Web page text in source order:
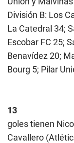
División B: Los
La Catedral 34;
Escobar FC 25;
Benavídez 20;
Bourg 5; Pilar
13
goles tienen
Cavallero